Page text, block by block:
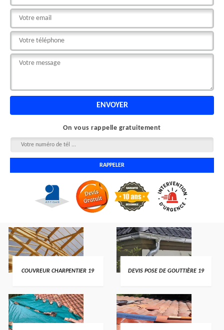
On vous rappelle gratuitement
COUVREUR CHARPENTIER 19 DEVIS POSE DE GOUTTIÈRE 19